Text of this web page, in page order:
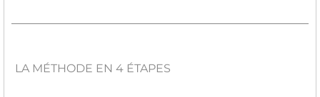
LA MÉTHODE EN 4 ÉTAPES